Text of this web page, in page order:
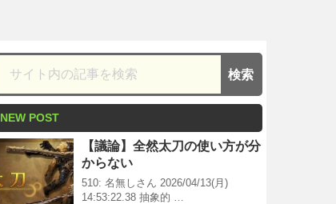
NEW POST
【議論】全然太刀の使い方が分
からない
510: 名無しさん 2026/04/13(月)
14:53:22.38 抽象的 …